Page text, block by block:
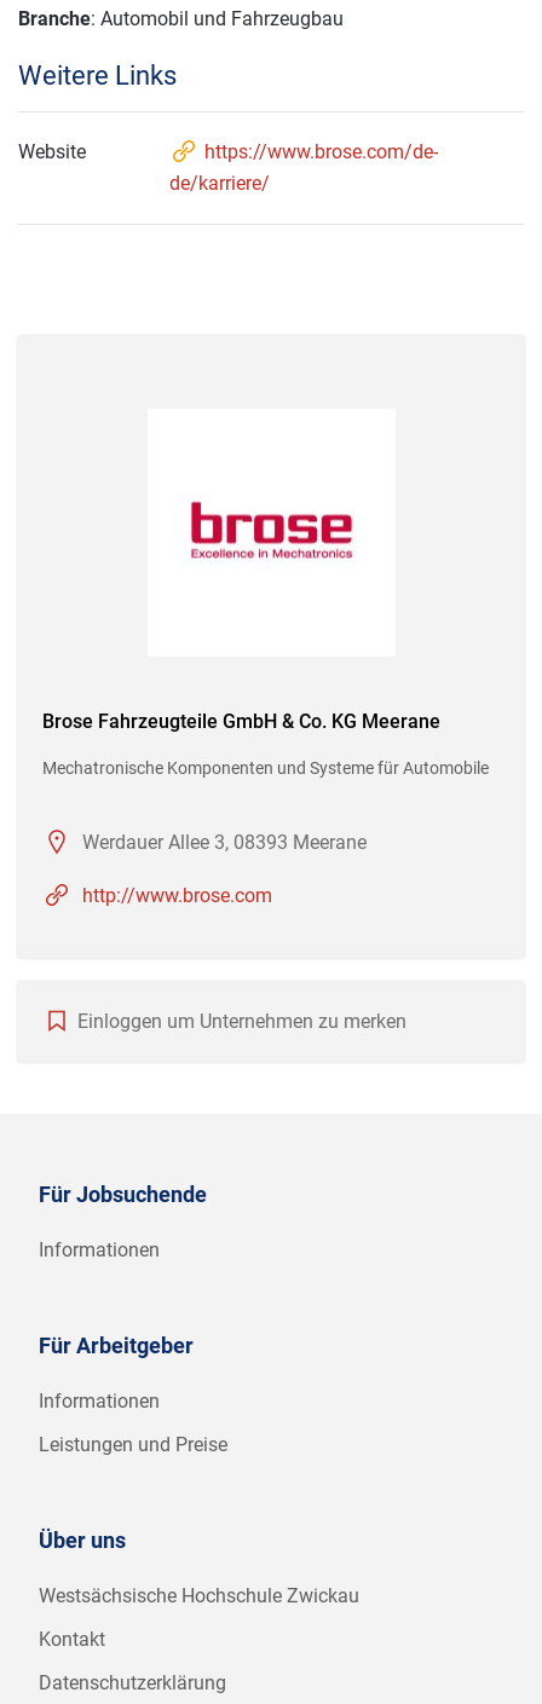
Branche: Automobil und Fahrzeugbau
Weitere Links
Website
https://www.brose.com/de-
de/karriere/
Brose Fahrzeugteile GmbH & Co. KG Meerane
Mechatronische Komponenten und Systeme für Automobile
Werdauer Allee 3, 08393 Meerane
http://www.brose.com
Einloggen um Unternehmen zu merken
Für Jobsuchende
Informationen
Für Arbeitgeber
Informationen
Leistungen und Preise
Über uns
Westsächsische Hochschule Zwickau
Kontakt
Datenschutzerklärung